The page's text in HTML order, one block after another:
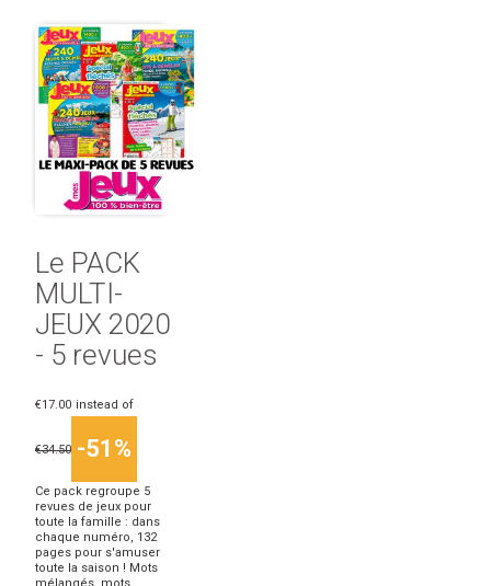
Le PACK
MULTI-
JEUX 2020
- 5 revues
€17.00 instead of
€34.50 -51%
Ce pack regroupe 5
revues de jeux pour
toute la famille : dans
chaque numéro, 132
pages pour s'amuser
toute la saison ! Mots